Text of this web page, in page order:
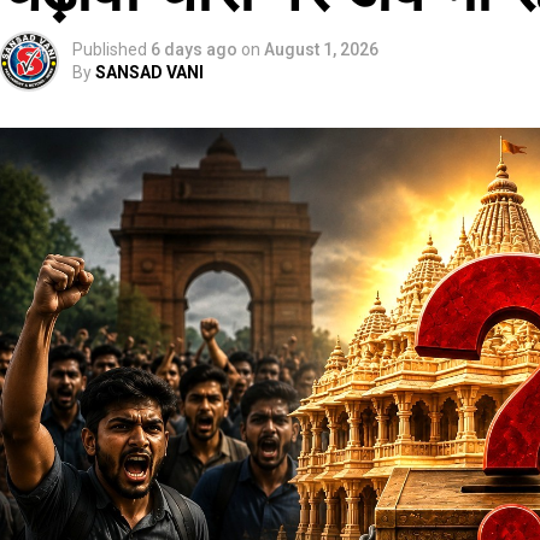
Published 6 days ago on August 1, 2026
BySANSAD VANI